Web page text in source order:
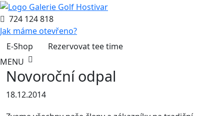
724 124 818
Jak máme otevřeno?
E-Shop
Rezervovat tee time
MENU
Novoroční odpal
18.12.2014